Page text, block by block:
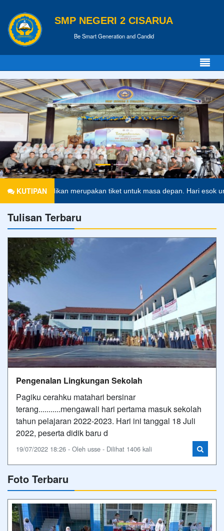
SMP NEGERI 2 CISARUA
Be Smart Generation and Candid
KUTIPAN
Pendidikan merupakan tiket untuk masa depan. Hari esok untuk
Tulisan Terbaru
Pengenalan Lingkungan Sekolah
Pagiku cerahku matahari bersinar
terang...........mengawali hari pertama masuk sekolah
tahun pelajaran 2022-2023. Hari ini tanggal 18 Juli
2022, peserta didik baru d
19/07/2022 18:26 - Oleh usse - Dilihat 1406 kali
Foto Terbaru